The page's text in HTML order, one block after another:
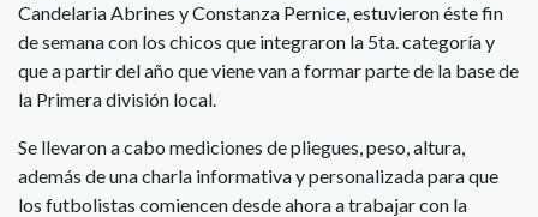
Candelaria Abrines y Constanza Pernice, estuvieron éste fin
de semana con los chicos que integraron la 5ta. categoría y
que a partir del año que viene van a formar parte de la base de
la Primera división local.
Se llevaron a cabo mediciones de pliegues, peso, altura,
además de una charla informativa y personalizada para que
los futbolistas comiencen desde ahora a trabajar con la